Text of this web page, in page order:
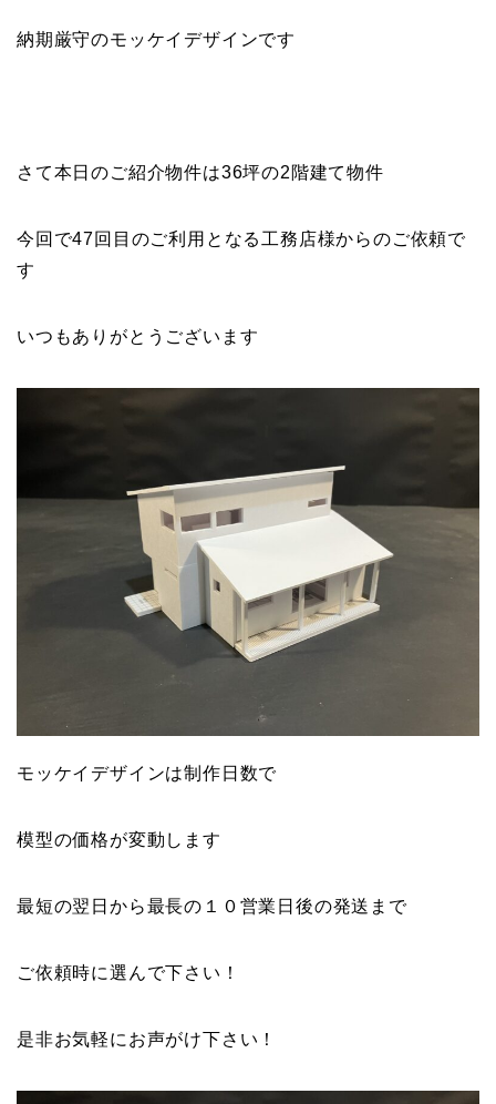
納期厳守のモッケイデザインです
さて本日のご紹介物件は36坪の2階建て物件
今回で47回目のご利用となる工務店様からのご依頼で
す
いつもありがとうございます
モッケイデザインは制作日数で
模型の価格が変動します
最短の翌日から最長の１０営業日後の発送まで
ご依頼時に選んで下さい！
是非お気軽にお声がけ下さい！